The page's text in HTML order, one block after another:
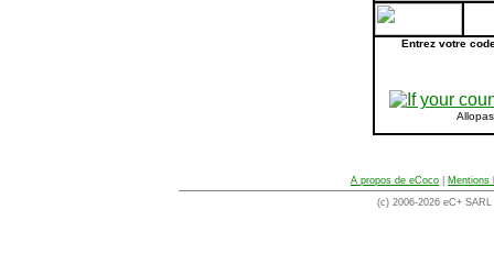
Entrez votre
A propos de eCoco
Mentions
(c) 2006-2026 eC+